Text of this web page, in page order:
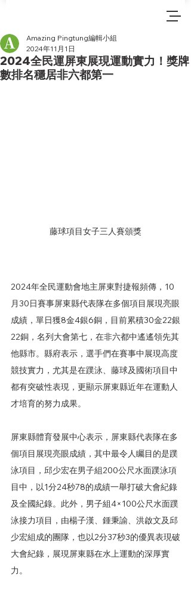
2024全民運屏東展現運動實力！獎牌
數排名穩居非六都第一
Amazing Pingtung編輯小組
2024年11月1日
藤球項目女子三人賽頒獎
2024年全民運動會地主屏東對捷報頻傳，10
月30日賽事屏東縣代表隊在多個項目展現亮眼
成績，單日獲8金4銀6銅，目前累積30金22銀
22銅，名列大會第七，在非六都中遙遙領先其
他縣市。縣府表示，選手們在賽事中展現高度
競技實力，尤其是在蹼泳、藤球及國術項目中
都有突破性表現，更顯示屏東縣近年在運動人
才培育的努力成果。
屏東縣體育發展中心表示，屏東縣代表隊在多
個項目展現亮眼成績，其中最令人矚目的是蹼
泳項目，邱少宏在男子組200公尺水面蹼泳項
目中，以1分24秒78的成績一舉打破大會紀錄
及全國紀錄。此外，男子組4×100公尺水面蹼
泳接力項目，由楊子漢、鍾秉諭、洪啟文及邱
少宏組成的團隊，也以2分37秒3的優異表現破
大會紀錄，展現屏東縣在水上運動的深厚實
力。